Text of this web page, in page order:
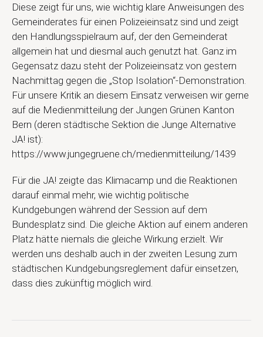
Diese zeigt für uns, wie wichtig klare Anweisungen des
Gemeinderates für einen Polizeieinsatz sind und zeigt
den Handlungsspielraum auf, der den Gemeinderat
allgemein hat und diesmal auch genutzt hat. Ganz im
Gegensatz dazu steht der Polizeieinsatz von gestern
Nachmittag gegen die „Stop Isolation“-Demonstration.
Für unsere Kritik an diesem Einsatz verweisen wir gerne
auf die Medienmitteilung der Jungen Grünen Kanton
Bern (deren städtische Sektion die Junge Alternative
JA! ist):
https://www.jungegruene.ch/medienmitteilung/1439
Für die JA! zeigte das Klimacamp und die Reaktionen
darauf einmal mehr, wie wichtig politische
Kundgebungen während der Session auf dem
Bundesplatz sind. Die gleiche Aktion auf einem anderen
Platz hätte niemals die gleiche Wirkung erzielt. Wir
werden uns deshalb auch in der zweiten Lesung zum
städtischen Kundgebungsreglement dafür einsetzen,
dass dies zukünftig möglich wird.